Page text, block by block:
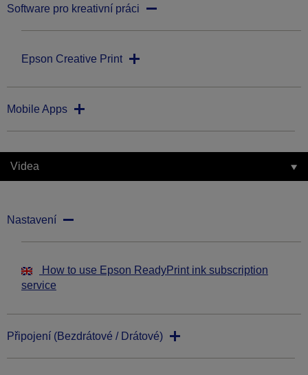
Software pro kreativní práci
Epson Creative Print
Mobile Apps
Videa
Nastavení
How to use Epson ReadyPrint ink subscription
service
Připojení (Bezdrátové / Drátové)